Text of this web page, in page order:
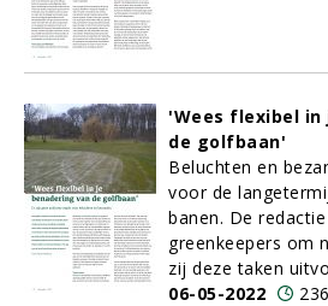
'Wees flexibel in
de golfbaan'
Beluchten en
voor de
banen. De
greenkeepers om
zij deze taken
06-05-2022